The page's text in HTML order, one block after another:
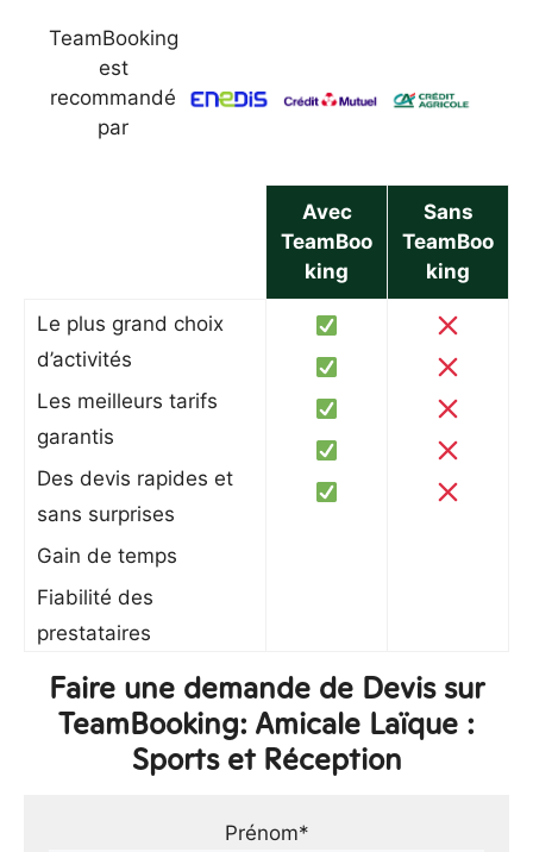
TeamBooking
est
recommandé
par
Avec
TeamBoo
king
Sans
TeamBoo
king
Le plus grand choix
d’activités
Les meilleurs tarifs
garantis
Des devis rapides et
sans surprises
Gain de temps
Fiabilité des
prestataires
Faire une demande de Devis sur
TeamBooking: Amicale Laïque :
Sports et Réception
Prénom*